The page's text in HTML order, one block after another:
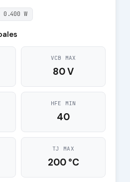
0.400 W
VCB MAX
80 V
HFE MIN
40
TJ MAX
200 °C